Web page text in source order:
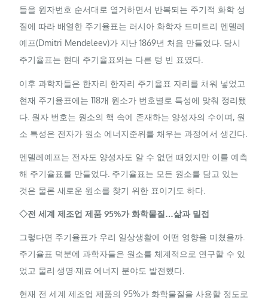
들을 원자번호 순서대로 열거하면서 반복되는 주기적 화학 성
질에 따라 배열한 주기율표는 러시아 화학자 드미트리 멘델레
예프(Dmitri Mendeleev)가 지난 1869년 처음 만들었다. 당시
주기율표는 현대 주기율표와는 다른 텅 빈 표였다.
이후 과학자들은 한자리 한자리 주기율표 자리를 채워 넣었고
현재 주기율표에는 118개 원소가 번호별로 특성에 맞춰 정리됐
다. 원자 번호는 원소의 핵 속에 존재하는 양성자의 수이며, 원
소 특성은 전자가 원소 에너지준위를 채우는 과정에서 생긴다.
멘델레예프는 전자도 양성자도 알 수 없던 때였지만 이를 예측
해 주기율표를 만들었다. 주기율표는 모든 원소를 담고 있는
것은 물론 새로운 원소를 찾기 위한 표이기도 하다.
◇전 세계 제조업 제품 95%가 화학물질…삶과 밀접
그렇다면 주기율표가 우리 일상생활에 어떤 영향을 미쳤을까.
주기율표 덕분에 과학자들은 원소를 체계적으로 연구할 수 있
었고 물리·생명·재료·에너지 분야도 발전했다.
현재 전 세계 제조업 제품의 95%가 화학물질을 사용할 정도로